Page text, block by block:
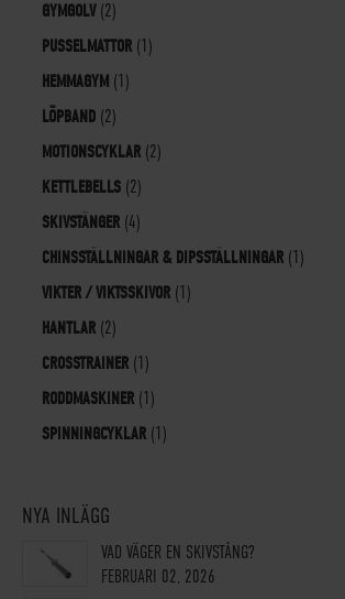
GYMGOLV(2)
PUSSELMATTOR (1)
HEMMAGYM (1)
LÖPBAND (2)
MOTIONSCYKLAR (2)
KETTLEBELLS (2)
SKIVSTÄNGER (4)
CHINSSTÄLLNINGAR & DIPSSTÄLLNINGAR (1)
VIKTER / VIKTSSKIVOR (1)
HANTLAR (2)
CROSSTRAINER (1)
RODDMASKINER (1)
SPINNINGCYKLAR (1)
NYA INLÄGG
VAD VÄGER EN SKIVSTÅNG?
FEBRUARI 02, 2026